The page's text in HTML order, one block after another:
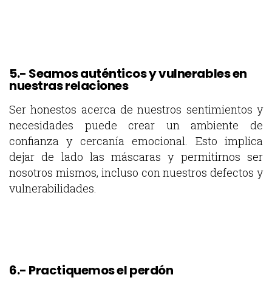
5.- Seamos auténticos y vulnerables en
nuestras relaciones
Ser honestos acerca de nuestros sentimientos y
necesidades puede crear un ambiente de
confianza y cercanía emocional. Esto implica
dejar de lado las máscaras y permitirnos ser
nosotros mismos, incluso con nuestros defectos y
vulnerabilidades.
6.- Practiquemos el perdón